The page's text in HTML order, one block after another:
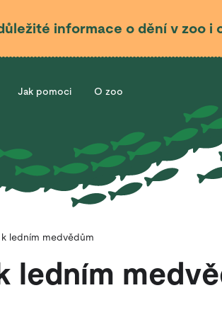
informace o dění v zoo i
Jak pomoci O zoo
ledním medvědům
ledním